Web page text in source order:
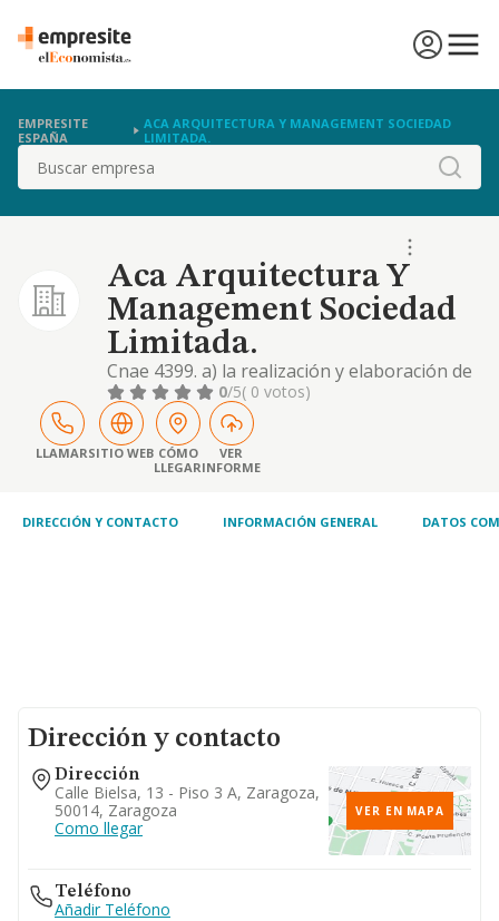
EMPRESITE
ESPAÑA
ACA ARQUITECTURA Y MANAGEMENT SOCIEDAD
LIMITADA.
Buscar
Aca Arquitectura Y
Management Sociedad
Limitada.
Cnae 4399. a) la realización y elaboración de
todo tipo de trabajos relacionados con la
construcción, así como la compra, venta,
almacenamiento y distribución de materiales
y herramientas de construcción. b) la
prestación de servicios de mantenimiento
edificios
0/5( 0 votos)
LLAMARSITIO WEB CÓMO
LLEGAR
VER
INFORME
DIRECCIÓN Y CONTACTO INFORMACIÓN GENERAL DATOS
Dirección y contacto
Dirección
Calle Bielsa, 13 - Piso 3 A, Zaragoza,
50014, Zaragoza
Como llegar
VER EN MAPA
Teléfono
Añadir Teléfono